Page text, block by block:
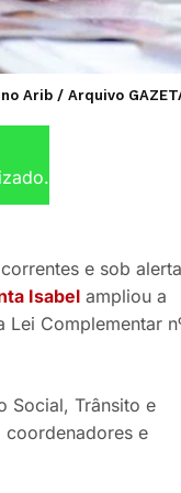
Arib / Arquivo
e sob
Isabel ampliou a
Lei Complementar
Social, Trânsito e
e